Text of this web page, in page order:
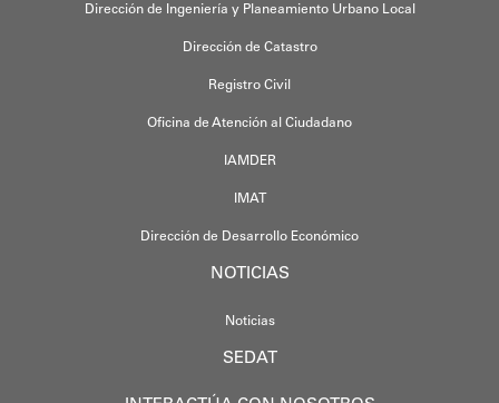
Dirección de Ingeniería y Planeamiento Urbano Local
Dirección de Catastro
Registro Civil
Oficina de Atención al Ciudadano
IAMDER
IMAT
Dirección de Desarrollo Económico
NOTICIAS
Noticias
SEDAT